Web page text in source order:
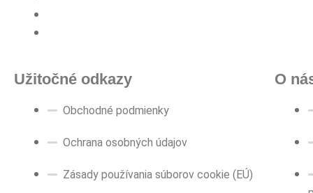
Užitočné odkazy
Obchodné podmienky
Ochrana osobných údajov
Zásady používania súborov cookie (EÚ)
O